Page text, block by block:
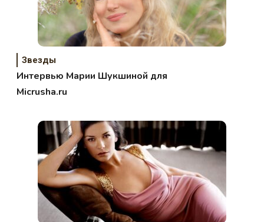
Звезды
Интервью Марии Шукшиной для
Micrusha.ru